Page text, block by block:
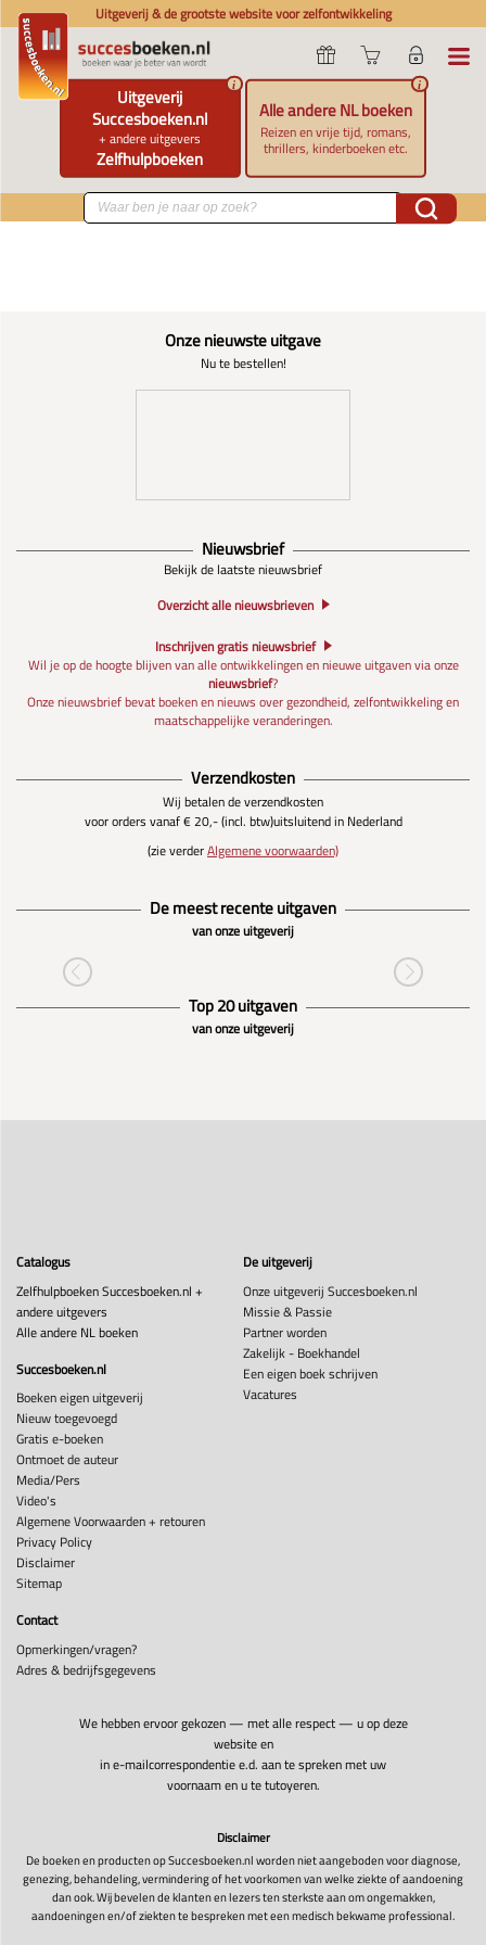
Uitgeverij & de grootste website voor zelfontwikkeling
Uitgeverij
Succesboeken.nl
+ andere uitgevers
Zelfhulpboeken
i
Alle andere NL boeken
Reizen en vrije tijd, romans,
thrillers, kinderboeken etc.
i
Onze nieuwste uitgave
Nu te bestellen!
Nieuwsbrief
Bekijk de laatste nieuwsbrief
Overzicht alle nieuwsbrieven
Inschrijven gratis nieuwsbrief
Wil je op de hoogte blijven van alle ontwikkelingen en nieuwe uitgaven via onze
nieuwsbrief?
Onze nieuwsbrief bevat boeken en nieuws over gezondheid, zelfontwikkeling en
maatschappelijke veranderingen.
Verzendkosten
Wij betalen de verzendkosten
voor orders vanaf € 20,- (incl. btw)uitsluitend in Nederland
(zie verderAlgemene voorwaarden)
De meest recente uitgaven
van onze uitgeverij
Top 20 uitgaven
van onze uitgeverij
Catalogus
Zelfhulpboeken Succesboeken.nl +
andere uitgevers
Alle andere NL boeken
Succesboeken.nl
Boeken eigen uitgeverij
Nieuw toegevoegd
Gratis e-boeken
Ontmoet de auteur
Media/Pers
Video's
Algemene Voorwaarden + retouren
Privacy Policy
Disclaimer
Sitemap
De uitgeverij
Onze uitgeverij Succesboeken.nl
Missie & Passie
Partner worden
Zakelijk - Boekhandel
Een eigen boek schrijven
Vacatures
Contact
Opmerkingen/vragen?
Adres & bedrijfsgegevens
We hebben ervoor gekozen — met alle respect — u op deze
website en
in e-mailcorrespondentie e.d. aan te spreken met uw
voornaam en u te tutoyeren.
Disclaimer
De boeken en producten op Succesboeken.nl worden niet aangeboden voor diagnose,
genezing, behandeling, vermindering of het voorkomen van welke ziekte of aandoening
dan ook. Wij bevelen de klanten en lezers ten sterkste aan om ongemakken,
aandoeningen en/of ziekten te bespreken met een medisch bekwame professional.